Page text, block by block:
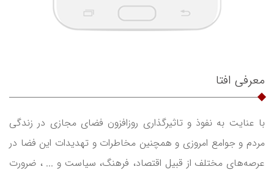
معرفی افتا
با عنایت به نفوذ و تاثیرگذاری روزافزون فضای مجازی در زندگی
مردم و جوامع امروزی و همچنین مخاطرات و تهدیدات این فضا در
عرصه‌های مختلف از قبیل اقتصاد، فرهنگ، سیاست و ... ، ضرورت